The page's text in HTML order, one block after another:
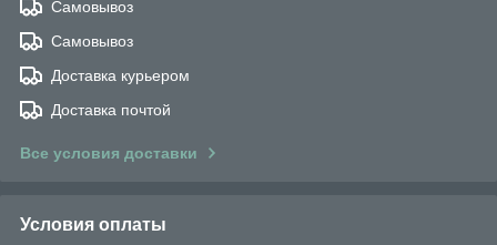
Самовывоз
Самовывоз
Доставка курьером
Доставка почтой
Все условия доставки
Условия оплаты